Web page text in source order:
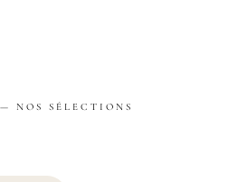
NOS SÉLECTIONS